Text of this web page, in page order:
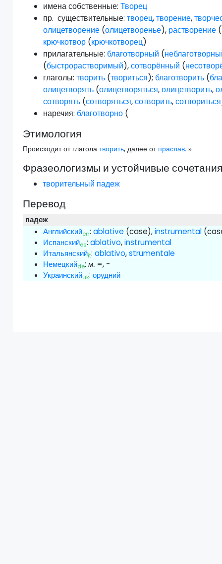
имена собственные: Творец
пр.существительные: творец,творение,
олицетворение (олицетворенье), растворение (
крючкотвор (крючкотворец)
прилагательные: благотворный (
(быстрорастворимый),сотворённый (
глаголы: творить (твориться); благотворить (
олицетворять (олицетворяться,олицетворить,
сотворять (сотворяться,сотворить,сотвориться
наречия: благотворно (
Этимология
Происходит от глаголатворить, далее от праслав. »
Фразеологизмы и устойчивые
творительный падеж
Перевод
падеж
Английскийen:ablative (case),instrumental
Испанскийes:ablativo,instrumental
Итальянскийit:ablativo,strumentale
Немецкийde:м. =, -
Украинскийuk:орудний